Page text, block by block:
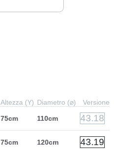
Altezza (Y) Diametro (⌀) Versione
75cm 110cm 43.18
75cm 120cm 43.19